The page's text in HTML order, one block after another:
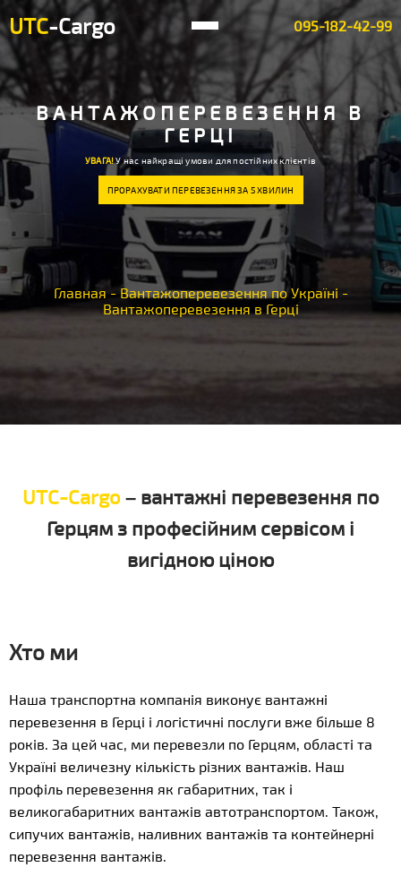
UTC-Cargo 095-182-42-99
ВАНТАЖОПЕРЕВЕЗЕННЯ В
ГЕРЦІ
УВАГА!У нас найкращі умови для постійних клієнтів
ПРОРАХУВАТИ ПЕРЕВЕЗЕННЯ ЗА 5 ХВИЛИН
Главная - Вантажоперевезення по Україні -
Вантажоперевезення в Герці
UTC-Cargo– вантажні перевезення по
Герцям з професійним сервісом і
вигідною ціною
Хто ми
Наша транспортна компанія виконує вантажні
перевезення в Герці і логістичні послуги вже більше 8
років. За цей час, ми перевезли по Герцям, області та
Україні величезну кількість різних вантажів. Наш
профіль перевезення як габаритних, так і
великогабаритних вантажів автотранспортом. Також,
сипучих вантажів, наливних вантажів та контейнерні
перевезення вантажів.